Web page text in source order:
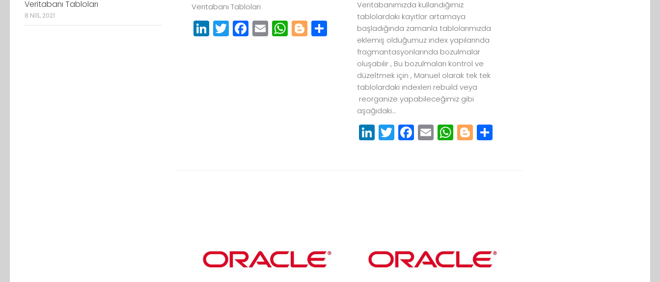
Veritabanı Tabloları
LinkedIn
Twitter
Facebook
EmailWhatsApp
Blogger
Paylaş
Veritabanımızda kullandığımız
tablolardaki kayıtlar artamaya
başladığında zamanla tablolarımızda
eklemiş olduğumuz index yapılarında
fragmantasyonlarında bozulmalar
oluşabilir , Bu bozulmaları kontrol ve
düzeltmek için , Manuel olarak tek tek
tablolardaki indexleri rebuild veya
reorganize yapabileceğimiz gibi
aşağıdaki...
LinkedIn
Twitter
Facebook
EmailWhatsApp
Blogger
Veritabanı Tabloları
8 NIS, 2021